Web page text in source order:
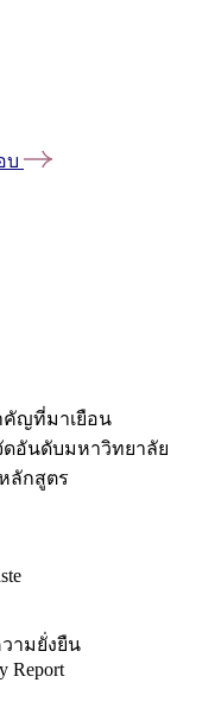
บ
ญที่มาเยือน
ดอันดับมหาวิทยาลัย
ลักสูตร
ามยั่งยืน
Report